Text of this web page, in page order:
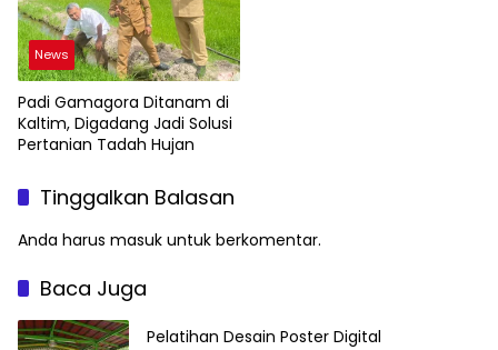
News
Padi Gamagora Ditanam di
Kaltim, Digadang Jadi Solusi
Pertanian Tadah Hujan
Tinggalkan Balasan
Anda harus masuk untuk berkomentar.
Baca Juga
Pelatihan Desain Poster Digital